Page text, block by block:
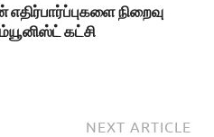
நிறைவு
கட்சி
NEXT ARTICLE